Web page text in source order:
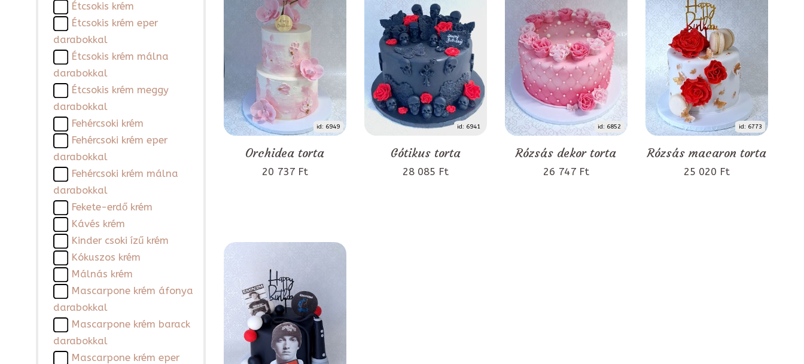
Étcsokis krém
Étcsokis krém eper
darabokkal
Étcsokis krém málna
darabokkal
Étcsokis krém meggy
darabokkal
Fehércsoki krém
Fehércsoki krém eper
darabokkal
Fehércsoki krém málna
darabokkal
Fekete-erdő krém
Kávés krém
Kinder csoki ízű krém
Kókuszos krém
Málnás krém
Mascarpone krém áfonya
darabokkal
Mascarpone krém barack
darabokkal
Mascarpone krém eper
id: 6949
Orchidea torta
20 737 Ft
id: 6941
Gótikus torta
28 085 Ft
id: 6852
Rózsás dekor torta
26 747 Ft
id: 6773
Rózsás macaron torta
25 020 Ft